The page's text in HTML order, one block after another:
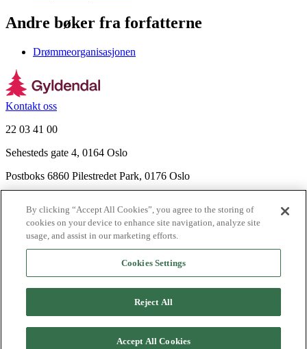
Andre bøker fra forfatterne
Drømmeorganisasjonen
Kontakt oss
22 03 41 00
Sehesteds gate 4, 0164 Oslo
Postboks 6860 Pilestredet Park, 0176 Oslo
Nyhetsbrev
Ledige stillinger
Send inn manus
Agency
By clicking “Accept All Cookies”, you agree to the storing of
cookies on your device to enhance site navigation, analyze site
usage, and assist in our marketing efforts.
Cookies Settings
Reject All
Accept All Cookies